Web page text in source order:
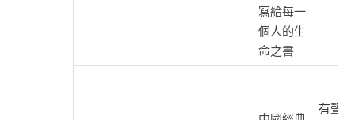
寫給每一
個人的生
命之書
有聲出